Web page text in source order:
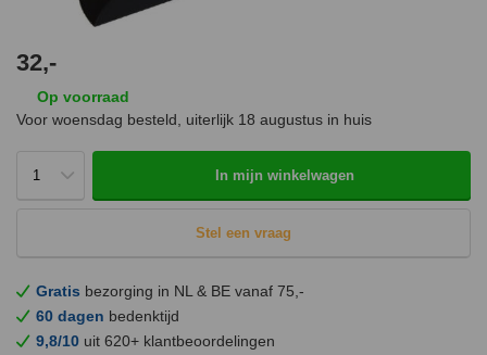
32,-
Op voorraad
Voor woensdag besteld, uiterlijk 18 augustus in huis
In mijn winkelwagen
Stel een vraag
Gratis bezorging in NL & BE vanaf 75,-
60 dagen bedenktijd
9,8/10 uit 620+ klantbeoordelingen